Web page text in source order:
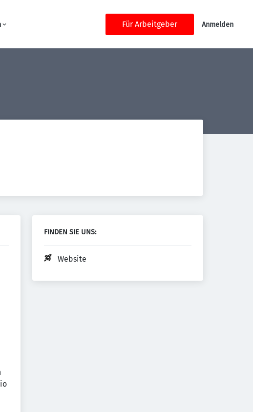
Für Arbeitgeber Anmelden
FINDEN SIE UNS:
Website